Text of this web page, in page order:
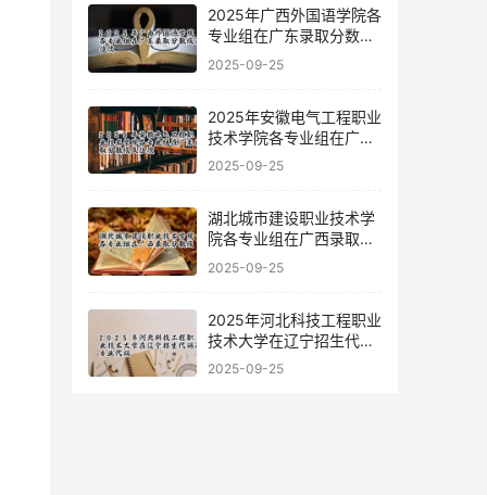
2025年广西外国语学院各
专业组在广东录取分数线
及位次
2025-09-25
2025年安徽电气工程职业
技术学院各专业组在广东
录取分数线及位次
2025-09-25
湖北城市建设职业技术学
院各专业组在广西录取分
数线
2025-09-25
2025年河北科技工程职业
技术大学在辽宁招生代码
及专业代码
2025-09-25